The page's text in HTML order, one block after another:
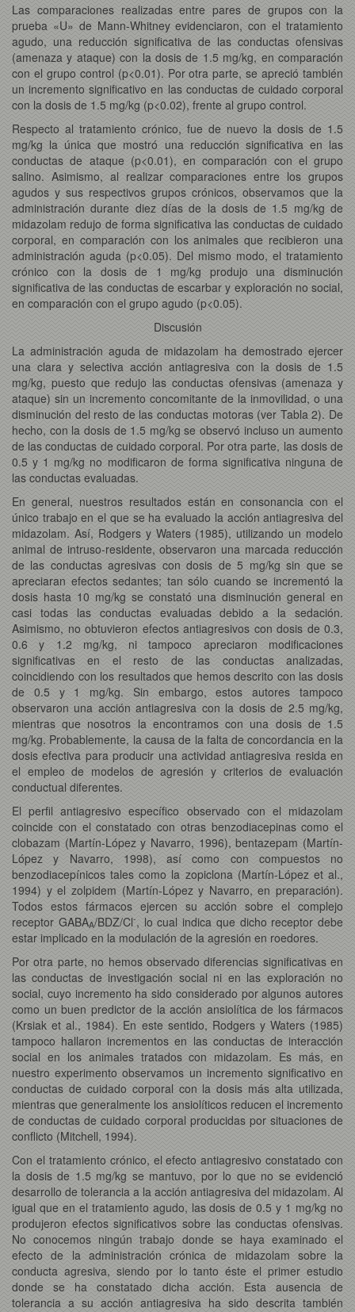
Las comparaciones realizadas entre pares de grupos con la
prueba «U» de Mann-Whitney evidenciaron, con el tratamiento
agudo, una reducción significativa de las conductas ofensivas
(amenaza y ataque) con la dosis de 1.5 mg/kg, en comparación
con el grupo control (p<0.01). Por otra parte, se apreció también
un incremento significativo en las conductas de cuidado corporal
con la dosis de 1.5 mg/kg (p<0.02), frente al grupo control.
Respecto al tratamiento crónico, fue de nuevo la dosis de 1.5
mg/kg la única que mostró una reducción significativa en las
conductas de ataque (p<0.01), en comparación con el grupo
salino. Asimismo, al realizar comparaciones entre los grupos
agudos y sus respectivos grupos crónicos, observamos que la
administración durante diez días de la dosis de 1.5 mg/kg de
midazolam redujo de forma significativa las conductas de cuidado
corporal, en comparación con los animales que recibieron una
administración aguda (p<0.05). Del mismo modo, el tratamiento
crónico con la dosis de 1 mg/kg produjo una disminución
significativa de las conductas de escarbar y exploración no social,
en comparación con el grupo agudo (p<0.05).
Discusión
La administración aguda de midazolam ha demostrado ejercer
una clara y selectiva acción antiagresiva con la dosis de 1.5
mg/kg, puesto que redujo las conductas ofensivas (amenaza y
ataque) sin un incremento concomitante de la inmovilidad, o una
disminución del resto de las conductas motoras (ver Tabla 2). De
hecho, con la dosis de 1.5 mg/kg se observó incluso un aumento
de las conductas de cuidado corporal. Por otra parte, las dosis de
0.5 y 1 mg/kg no modificaron de forma significativa ninguna de
las conductas evaluadas.
En general, nuestros resultados están en consonancia con el
único trabajo en el que se ha evaluado la acción antiagresiva del
midazolam. Así, Rodgers y Waters (1985), utilizando un modelo
animal de intruso-residente, observaron una marcada reducción
de las conductas agresivas con dosis de 5 mg/kg sin que se
apreciaran efectos sedantes; tan sólo cuando se incrementó la
dosis hasta 10 mg/kg se constató una disminución general en
casi todas las conductas evaluadas debido a la sedación.
Asimismo, no obtuvieron efectos antiagresivos con dosis de 0.3,
0.6 y 1.2 mg/kg, ni tampoco apreciaron modificaciones
significativas en el resto de las conductas analizadas,
coincidiendo con los resultados que hemos descrito con las dosis
de 0.5 y 1 mg/kg. Sin embargo, estos autores tampoco
observaron una acción antiagresiva con la dosis de 2.5 mg/kg,
mientras que nosotros la encontramos con una dosis de 1.5
mg/kg. Probablemente, la causa de la falta de concordancia en la
dosis efectiva para producir una actividad antiagresiva resida en
el empleo de modelos de agresión y criterios de evaluación
conductual diferentes.
El perfil antiagresivo específico observado con el midazolam
coincide con el constatado con otras benzodiacepinas como el
clobazam (Martín-López y Navarro, 1996), bentazepam (Martín-
López y Navarro, 1998), así como con compuestos no
benzodiacepínicos tales como la zopiclona (Martín-López et al.,
1994) y el zolpidem (Martín-López y Navarro, en preparación).
Todos estos fármacos ejercen su acción sobre el complejo
receptor GABAA/BDZ/Cl-, lo cual indica que dicho receptor debe
estar implicado en la modulación de la agresión en roedores.
Por otra parte, no hemos observado diferencias significativas en
las conductas de investigación social ni en las exploración no
social, cuyo incremento ha sido considerado por algunos autores
como un buen predictor de la acción ansiolítica de los fármacos
(Krsiak et al., 1984). En este sentido, Rodgers y Waters (1985)
tampoco hallaron incrementos en las conductas de interacción
social en los animales tratados con midazolam. Es más, en
nuestro experimento observamos un incremento significativo en
conductas de cuidado corporal con la dosis más alta utilizada,
mientras que generalmente los ansiolíticos reducen el incremento
de conductas de cuidado corporal producidas por situaciones de
conflicto (Mitchell, 1994).
Con el tratamiento crónico, el efecto antiagresivo constatado con
la dosis de 1.5 mg/kg se mantuvo, por lo que no se evidenció
desarrollo de tolerancia a la acción antiagresiva del midazolam. Al
igual que en el tratamiento agudo, las dosis de 0.5 y 1 mg/kg no
produjeron efectos significativos sobre las conductas ofensivas.
No conocemos ningún trabajo donde se haya examinado el
efecto de la administración crónica de midazolam sobre la
conducta agresiva, siendo por lo tanto éste el primer estudio
donde se ha constatado dicha acción. Esta ausencia de
tolerancia a su acción antiagresiva ha sido descrita también